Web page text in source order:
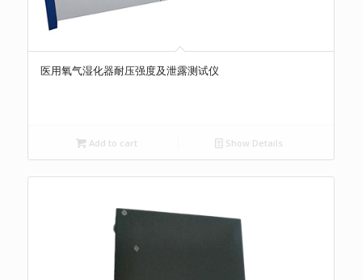
医用氧气湿化器耐压强度及泄露测试仪
Add to cart Show Details